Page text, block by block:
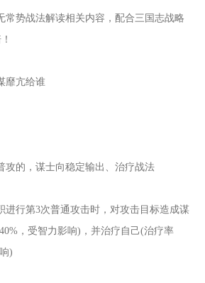
常势战法解读相关内容，配合三国志战略
靡亢给谁
攻的，谋士向稳定输出、治疗战法
进行第3次普通攻击时，对攻击目标造成谋
，受智力影响)，并治疗自己(治疗率
)